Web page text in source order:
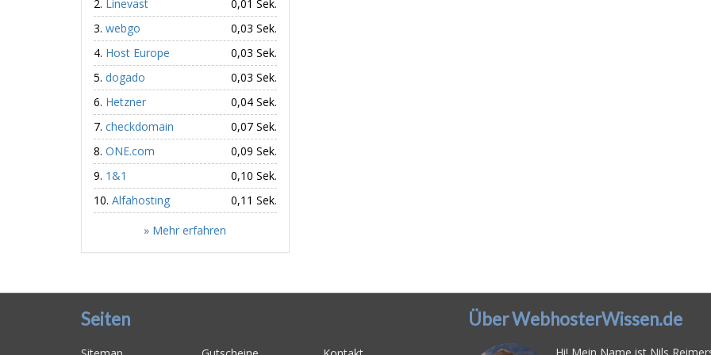
Linevast
0,01 Sek.
webgo
0,03 Sek.
Host Europe
0,03 Sek.
dogado
0,03 Sek.
Hetzner
0,04 Sek.
checkdomain
0,07 Sek.
ONE.com
0,09 Sek.
1&1
0,10 Sek.
Alfahosting
0,11 Sek.
» Mehr erfahren
Seiten Über WebhosterWissen.de